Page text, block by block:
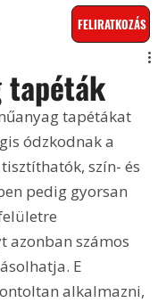
FELIRATKOZÁS
tapéták
tapétákat
ódzkodnak a
szín- és
pedig gyorsan
azonban számos
E
alkalmazni,